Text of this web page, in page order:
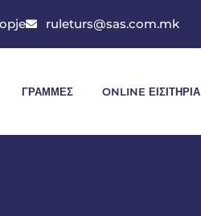
ruleturs@sas.com.mk
ΓΡΑΜΜΈΣ ONLINE ΕΙΣΙΤΉΡΙΑ